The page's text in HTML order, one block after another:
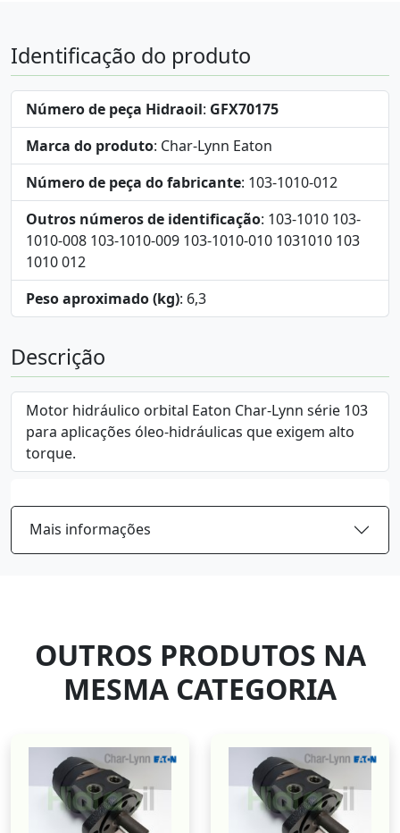
Identificação do produto
Número de peça Hidraoil: GFX70175
Marca do produto: Char-Lynn Eaton
Número de peça do fabricante: 103-1010-012
Outros números de identificação: 103-1010 103-
1010-008 103-1010-009 103-1010-010 1031010 103
1010 012
Peso aproximado (kg): 6,3
Descrição
Motor hidráulico orbital Eaton Char-Lynn série 103
para aplicações óleo-hidráulicas que exigem alto
torque.
Mais informações
OUTROS PRODUTOS NA
MESMA CATEGORIA